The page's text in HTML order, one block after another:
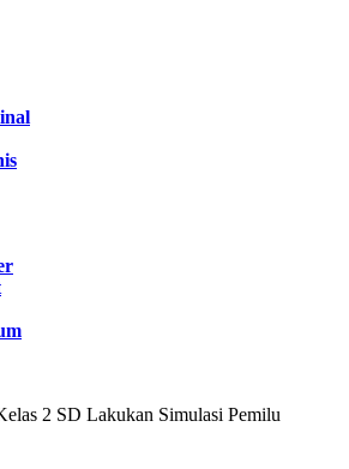
2 SD Lakukan Simulasi Pemilu